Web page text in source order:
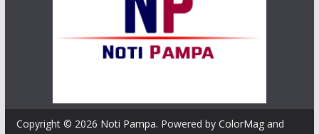
Copyright © 2026 Noti Pampa. Powered by ColorMagand